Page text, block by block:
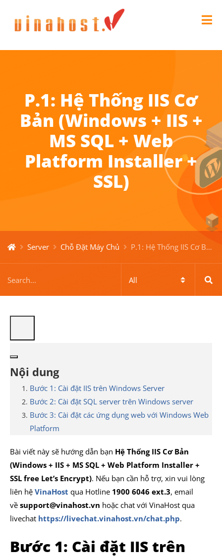
P.1: Hệ Thống IIS Cơ
Bản (Windows + IIS +
MS SQL + Web
Platform Installer +
SSL)
Server Chỗ Đặt Máy Chủ P.1: Hệ Thống IIS Cơ Bản (Windows + IIS + MS SQL + Web Platform Installer + SSL)
Nội dung
Bước 1: Cài đặt IIS trên Windows Server
Bước 2: Cài đặt SQL server trên Windows server
Bước 3: Cài đặt các ứng dụng web với Windows Web
Platform
Bài viết này sẽ hướng dẫn bạn Hệ Thống IIS Cơ Bản
(Windows + IIS + MS SQL + Web Platform Installer +
SSL free Let’s Encrypt). Nếu bạn cần hỗ trợ, xin vui lòng
liên hệ VinaHost qua Hotline 1900 6046 ext.3, email
về support@vinahost.vn hoặc chat với VinaHost qua
livechat https://livechat.vinahost.vn/chat.php.
Bước 1: Cài đặt IIS trên